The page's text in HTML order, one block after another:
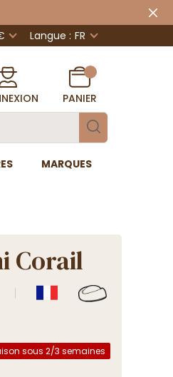
Langue : FR
PANIER
MARQUES
Corail
sous 2/3 semaines